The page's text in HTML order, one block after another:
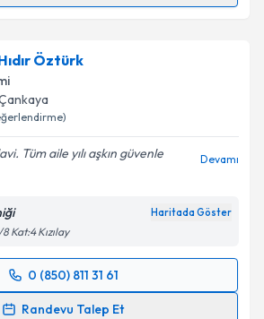
e-posta ile
işlenmesine ilişkin
ve kişisel verilerimin belirtilen
işlenmesini kabul ediyorum.
Talebini Gönder
Öztürk
Tüm aile yılı aşkın güvenle
Devamı
Haritada Göster
Kat:4 Kızılay
0 (850) 811 31 61
Randevu Talep Et
Talebi